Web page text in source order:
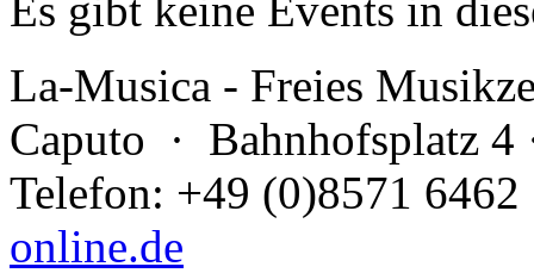
La-Musica - Freies
Caputo · Bahnhofsplatz 4
Telefon: +49 (0)8571
online.de